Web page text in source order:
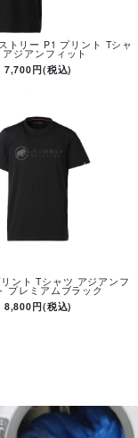
トリー P1 プリント Tシャ
アジアンフィット
7,700円(税込)
ント Tシャツ アジアンフ
プレミアムブラック
8,800円(税込)